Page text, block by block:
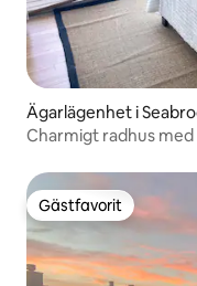
Ägarlägenhet i
Charmigt radhus
Gästfavorit
Gästfavorit